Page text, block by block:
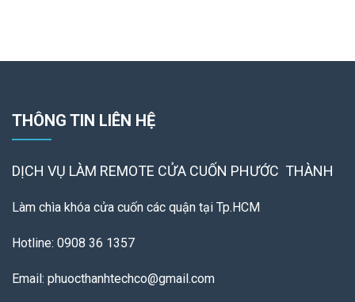
THÔNG TIN LIÊN HỆ
DỊCH VỤ LÀM REMOTE CỬA CUỐN PHƯỚC THÀNH
Làm chìa khóa cửa cuốn các quận tại Tp.HCM
Hotline: 0908 36 1357
Email: phuocthanhtechco@gmail.com